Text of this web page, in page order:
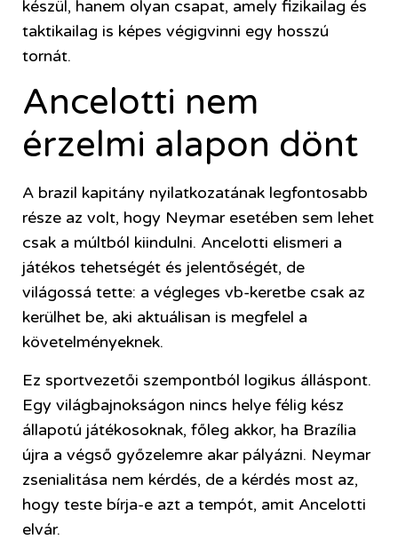
készül, hanem olyan csapat, amely fizikailag és
taktikailag is képes végigvinni egy hosszú
tornát.
Ancelotti nem
érzelmi alapon dönt
A brazil kapitány nyilatkozatának legfontosabb
része az volt, hogy Neymar esetében sem lehet
csak a múltból kiindulni. Ancelotti elismeri a
játékos tehetségét és jelentőségét, de
világossá tette: a végleges vb-keretbe csak az
kerülhet be, aki aktuálisan is megfelel a
követelményeknek.
Ez sportvezetői szempontból logikus álláspont.
Egy világbajnokságon nincs helye félig kész
állapotú játékosoknak, főleg akkor, ha Brazília
újra a végső győzelemre akar pályázni. Neymar
zsenialitása nem kérdés, de a kérdés most az,
hogy teste bírja-e azt a tempót, amit Ancelotti
elvár.